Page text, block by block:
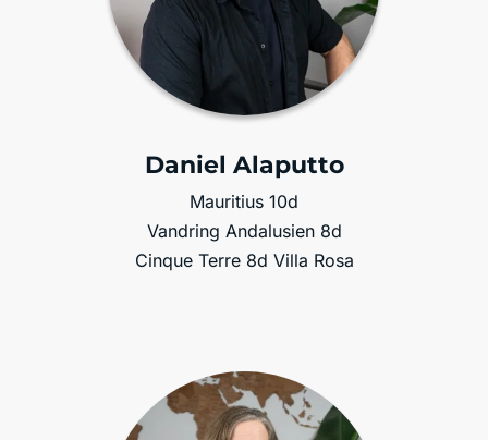
Daniel Alaputto
Mauritius 10d
Vandring Andalusien 8d
Cinque Terre 8d Villa Rosa